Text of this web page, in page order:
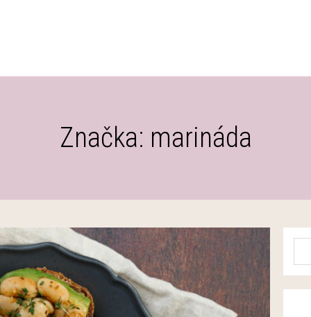
Značka: marináda